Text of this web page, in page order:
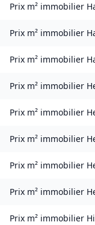
Prix m² immobilier
Prix m² immobilier
Prix m² immobilier
Prix m² immobilier
Prix m² immobilier
Prix m² immobilier
Prix m² immobilier
Prix m² immobilier
Prix m² immobilier